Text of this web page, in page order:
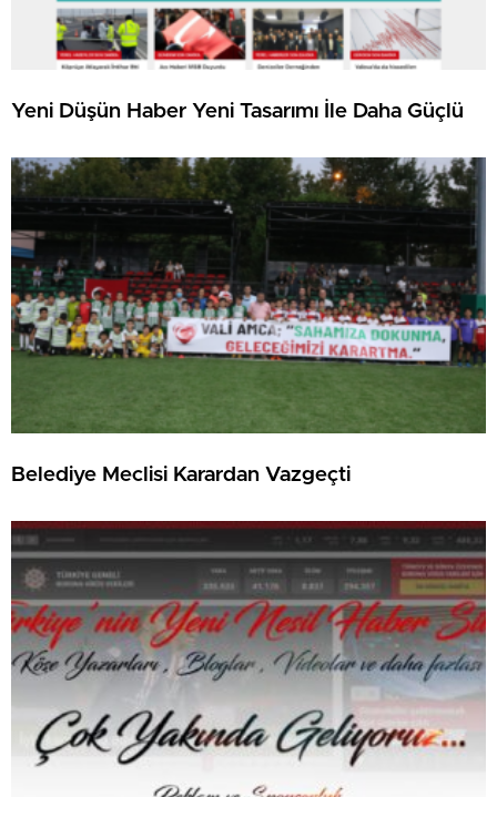
Yeni Düşün Haber Yeni Tasarımı İle Daha Güçlü
Belediye Meclisi Karardan Vazgeçti